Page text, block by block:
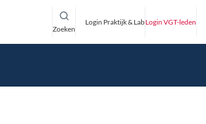
Zoeken
Login Praktijk & LabLogin VGT-leden